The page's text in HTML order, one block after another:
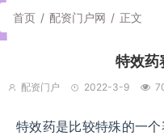
首页 / 配资门户网 / 正文
特效药
配资门户 2022-3-9
特效药是比较特殊的一